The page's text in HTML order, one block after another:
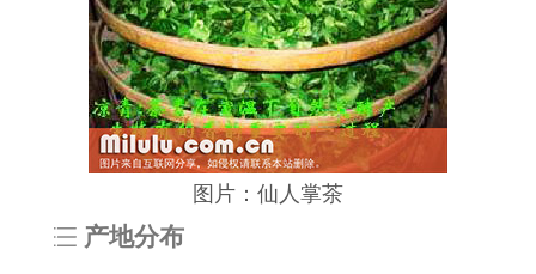
图片：仙人掌茶
产地分布